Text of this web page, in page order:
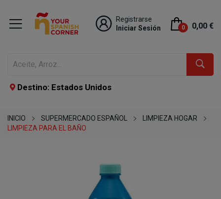
Registrarse
Iniciar Sesión
0 0,00 €
Destino: Estados Unidos
INICIO SUPERMERCADO ESPAÑOL
LIMPIEZA HOGAR
LIMPIEZA PARA EL BAÑO